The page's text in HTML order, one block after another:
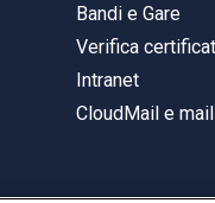
Bandi e Gare
Verifica
Intranet
CloudMail e